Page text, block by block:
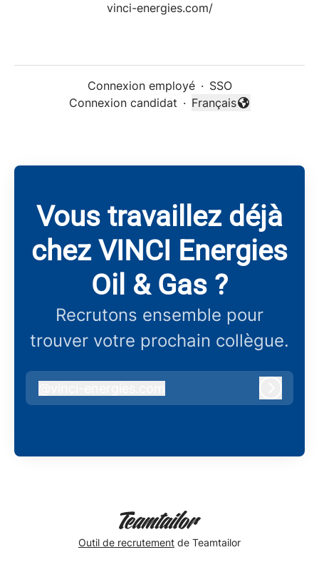
vinci-energies.com/
Connexion employé · SSO
Connexion candidat ·
Changer la langue
Français
Vous travaillez déjà
chez VINCI Energies
Oil & Gas ?
Recrutons ensemble pour
trouver votre prochain collègue.
vinci-energies.com
Outil de recrutement de Teamtailor